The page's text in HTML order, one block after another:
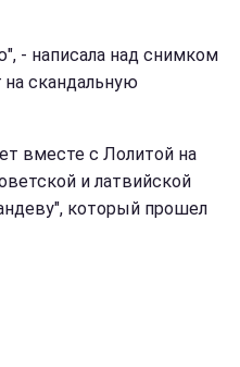
- написала над снимком
на скандальную
вместе с Лолитой на
и латвийской
который прошел